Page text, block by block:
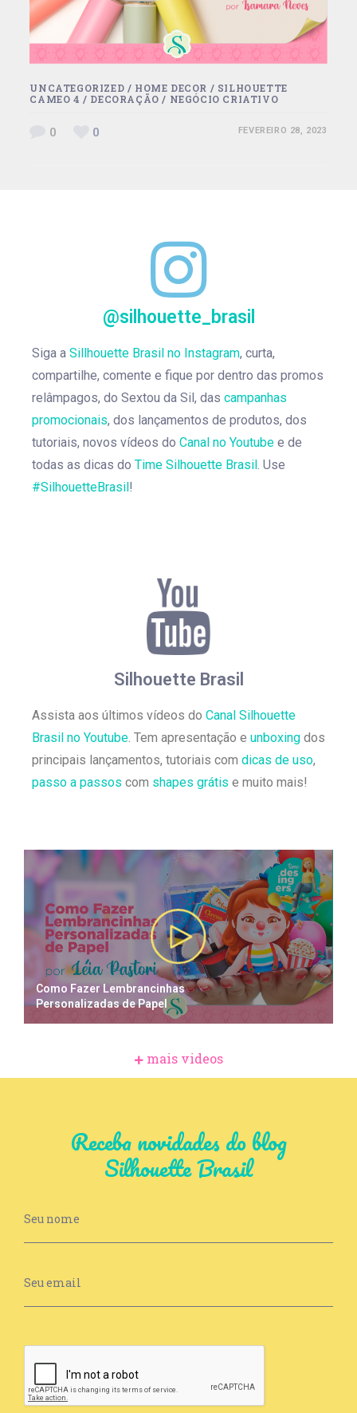
UNCATEGORIZED / HOME DECOR / SILHOUETTE
CAMEO 4 / DECORAÇÃO / NEGÓCIO CRIATIVO
0 0 FEVEREIRO 28, 2023
@silhouette_brasil
Siga a Sillhouette Brasil no Instagram, curta,
compartilhe, comente e fique por dentro das promos
relâmpagos, do Sextou da Sil, das campanhas
promocionais, dos lançamentos de produtos, dos
tutoriais, novos vídeos do Canal no Youtube e de
todas as dicas do Time Silhouette Brasil. Use
#SilhouetteBrasil!
Silhouette Brasil
Assista aos últimos vídeos do Canal Silhouette
Brasil no Youtube. Tem apresentação e unboxing dos
principais lançamentos, tutoriais com dicas de uso,
passo a passos com shapes grátis e muito mais!
Como Fazer Lembrancinhas
Personalizadas de Papel
mais videos
Receba novidades do blog
Silhouette Brasil